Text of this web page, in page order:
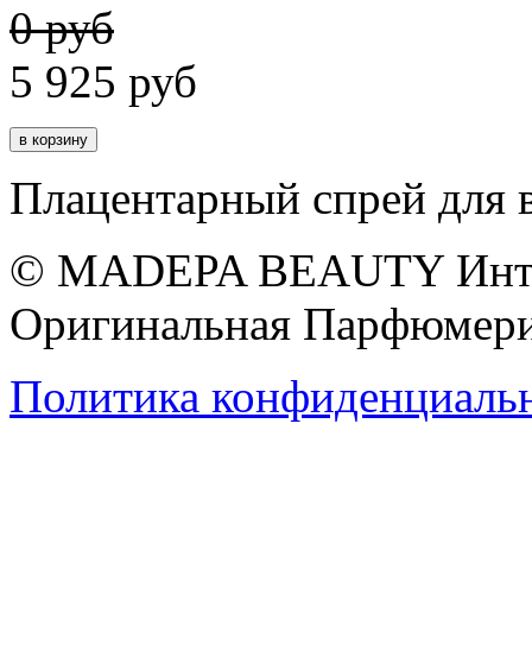
0 руб
5 925 руб
Плацентарный спрей для
© MADEPA BEAUTY
Оригинальная
Политика